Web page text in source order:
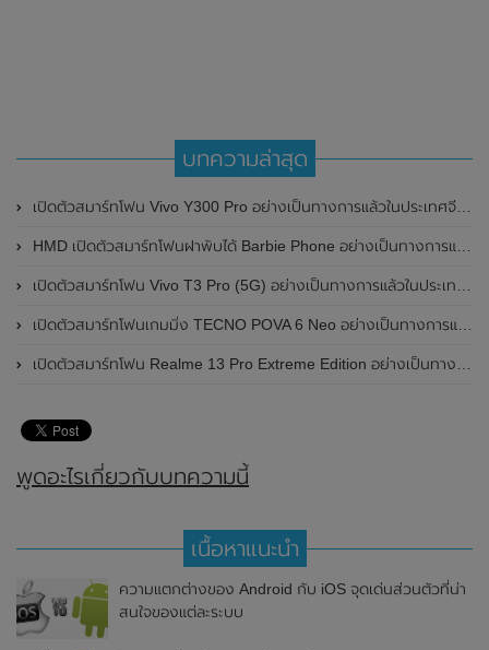
บทความล่าสุด
เปิดตัวสมาร์ทโฟน Vivo Y300 Pro อย่างเป็นทางการแล้วในประเทศจีน มาพร้อมดีไซน์พรีเมี่ยม ทนทาน และแบตเตอรี่สุดอึดขนาดใหญ่ 6,500mAh พร้อมรองรับการชาร์จไว 80W
HMD เปิดตัวสมาร์ทโฟนฝาพับได้ Barbie Phone อย่างเป็นทางการแล้ว มาพร้อมธีมสีชมพูสดใส
เปิดตัวสมาร์ทโฟน Vivo T3 Pro (5G) อย่างเป็นทางการแล้วในประเทศอินเดีย
เปิดตัวสมาร์ทโฟนเกมมิ่ง TECNO POVA 6 Neo อย่างเป็นทางการแล้วในประเทศไทย ในราคา 8,499 บาท
เปิดตัวสมาร์ทโฟน Realme 13 Pro Extreme Edition อย่างเป็นทางการแล้วในประเทศจีน
พูดอะไรเกี่ยวกับบทความนี้
เนื้อหาแนะนำ
ความแตกต่างของ Android กับ iOS จุดเด่นส่วนตัวที่น่า
สนใจของแต่ละระบบ